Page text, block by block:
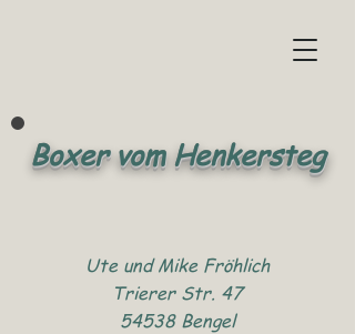
Boxer vom Henkersteg
Ute und Mike Fröhlich
Trierer Str. 47
54538 Bengel